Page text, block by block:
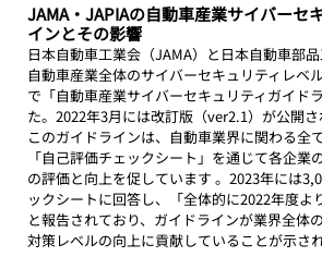
JAMA・JAPIAの自動車産業サイバーセ
インとその影響
日本自動車工業会（JAMA）と日本自動車部品
自動車産業全体のサイバーセキュリティレベ
で「自動車産業サイバーセキュリティガイド
た。2022年3月には改訂版（ver2.1）が公開さ
このガイドラインは、自動車業界に関わる全
「自己評価チェックシート」を通じて各企業
の評価と向上を促しています 。2023年には
ックシートに回答し、「全体的に2022年度よ
と報告されており、ガイドラインが業界全体
対策レベルの向上に貢献していることが示さ